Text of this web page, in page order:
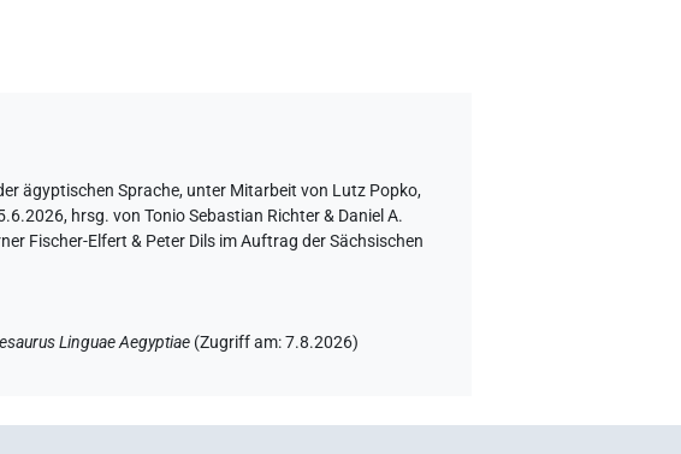
ägyptischen Sprache, unter Mitarbeit von Lutz Popko,
hrsg. von Tonio Sebastian Richter & Daniel A.
Fischer-Elfert & Peter Dils im Auftrag der Sächsischen
Linguae Aegyptiae (Zugriff am:7.8.2026)